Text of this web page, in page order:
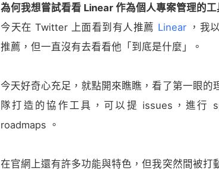
為何我想嘗試看看 Linear 作為個人專案管理的工
今天在 Twitter 上面看到有人推薦 Linear，我
推薦，但一直沒有去看看他「到底是什麼」。
今天好奇心充足，就點開來瞧瞧，看了第一眼的
隊打造的協作工具，可以提 issues，進行
roadmaps 。
在官網上還有許多功能與特色，但我突然間被打